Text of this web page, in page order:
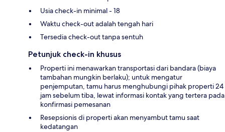
Usia check-in minimal - 18
Waktu check-out adalah tengah hari
Tersedia check-out tanpa sentuh
Petunjuk check-in khusus
Properti ini menawarkan transportasi dari bandara (biaya
tambahan mungkin berlaku); untuk mengatur
penjemputan, tamu harus menghubungi pihak properti 24
jam sebelum tiba, lewat informasi kontak yang tertera pada
konfirmasi pemesanan
Resepsionis di properti akan menyambut tamu saat
kedatangan